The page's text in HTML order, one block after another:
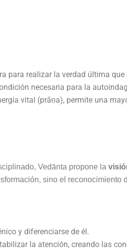
para realizar la verdad última que
necesaria para la
vital (prāṇa), permite una
Vedānta propone la
sino el reconocimiento
y diferenciarse de él.
la atención, creando las